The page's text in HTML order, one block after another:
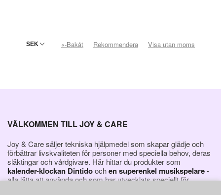
«-Bakåt Rekommendera Visa utan moms
VÄLKOMMEN TILL JOY & CARE
Joy & Care säljer tekniska hjälpmedel som skapar glädje och
förbättrar livskvaliteten för personer med speciella behov, deras
släktingar och vårdgivare. Här hittar du produkter som
kalender-klockan Dintidoochen superenkel musikspelare-
alla lätta att använda och som har utvecklats speciellt för